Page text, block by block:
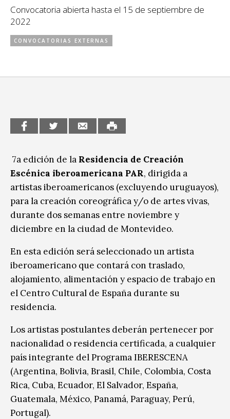
CCE en el interior/libros
Espacio itinerante de lectura infantil
Exposiciones
Formación
Medio Ambiente
Sin categoría
Convocatoria abierta hasta el 15 de septiembre de
2022
CONVOCATORIAS EXTERNAS
7a edición de la Residencia de Creación
Escénica iberoamericana PAR, dirigida a
artistas iberoamericanos (excluyendo uruguayos),
para la creación coreográfica y/o de artes vivas,
durante dos semanas entre noviembre y
diciembre en la ciudad de Montevideo.
En esta edición será seleccionado un artista
iberoamericano que contará con traslado,
alojamiento, alimentación y espacio de trabajo en
el Centro Cultural de España durante su
residencia.
Los artistas postulantes deberán pertenecer por
nacionalidad o residencia certificada, a cualquier
país integrante del Programa IBERESCENA
(Argentina, Bolivia, Brasil, Chile, Colombia, Costa
Rica, Cuba, Ecuador, El Salvador, España,
Guatemala, México, Panamá, Paraguay, Perú,
Portugal).